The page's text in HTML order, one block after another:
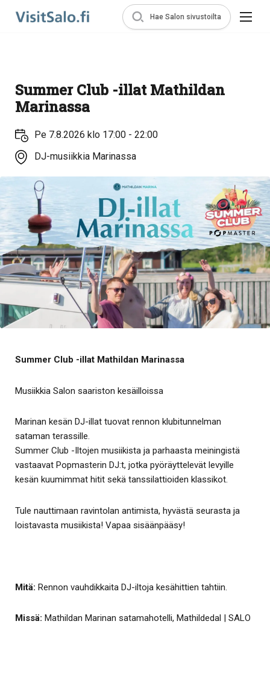
Hae Salon sivustoilta
Summer Club -illat Mathildan
Marinassa
Pe 7.8.2026 klo 17:00 - 22:00
DJ-musiikkia Marinassa
Summer Club -illat Mathildan Marinassa
Musiikkia Salon saariston kesäilloissa
Marinan kesän DJ-illat tuovat rennon klubitunnelman
sataman terassille.
Summer Club -Iltojen musiikista ja parhaasta meiningistä
vastaavat Popmasterin DJ:t, jotka pyöräyttelevät levyille
kesän kuumimmat hitit sekä tanssilattioiden klassikot.
Tule nauttimaan ravintolan antimista, hyvästä seurasta ja
loistavasta musiikista! Vapaa sisäänpääsy!
Mitä: Rennon vauhdikkaita DJ-iltoja kesähittien tahtiin.
Missä: Mathildan Marinan satamahotelli, Mathildedal | SALO